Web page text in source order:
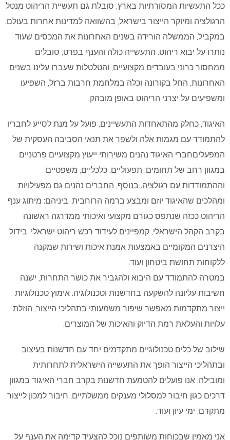
ככל התעשיות המסורתיות בארץ, סובלת גם תעשיית הריהוט מנטל
הרגולציה ומיוקר הייצור בישראל, בהשוואה למדינות אחרות בעולם.
במקביל, הממשלה הורידה בשנים האחרונות את המכסים שעוד
נותרו על יבוא ריהוט. התעשייה כולה והענף בפרט, סובלים
ממחסור כרוני בעובדים מקצועיים, והטלטלות שעברו עלינו בשנים
האחרונות, החל בקורונה וכלה במלחמת חרבות ברזל, השפיעו
ומשפיעים על יצרני הריהוט באופן מובהק.
האיגוד, כחלק מהתאחדות התעשיינים, פועל על מנת לסייע לחבריו
להתמודד עם מגמות אלה ולשפר את תנאי הסביבה העסקית של
המפעליםחברי האיגוד נהנים משירותי ייעוץ מקצועיים פרטניים
במגוון רחב של תחומים: תפעוליים, כלכליים, משפטיים
וההתמודדות עם רגולציה. בנוסף, החברים נהנים גם מפעילויות
ומהלכים שהאיגוד יוזם ומבצע ברמה הרוחבית, ביניהם: מיתוג ענף
הריהוט ככזה שנתפס כגורם מקצועי ואיכותי ממדרגה ראשונה
בקרב הקהל הישראלי, קמפיינים לעידוד רכש ריהוט ישראלי, בידול
היצרנים המקומיים באמצעות אמנת איכות ושירות שמקנה
ללקוחות תחושת ביטחון ועוד.
במטרה להתמודד עם היבוא ולהגביר את כושר התחרות, ישנה
חשיבות עליונה להשקעה בחדשנות וטכנולוגיה. אימוץ טכנולוגיות
ייצור מתקדמות מאפשר שיפור משמעותי בתהליכי הייצור, הוזלת
עלויות והעלאת רמת הדיוק והאיכות של המוצרים.
שילוב של כלים טכנולוגיים מתקדמים יחד עם חדשנות בעיצוב
ובתהליכי הייצור הופך את התעשייה הישראלית לתחרותית
ומובילה. אנו פועלים להטמעת חדשנות בקרב חברי האיגוד במגוון
דרכים כגון חיבור למסלולי מענקים ממשלתיים, חיבור למכון לייצור
מתקדם, ימי עיון ועוד.
אני מאמין שבכוחות משותפים נוכל להצעיד קדימה את הענף על